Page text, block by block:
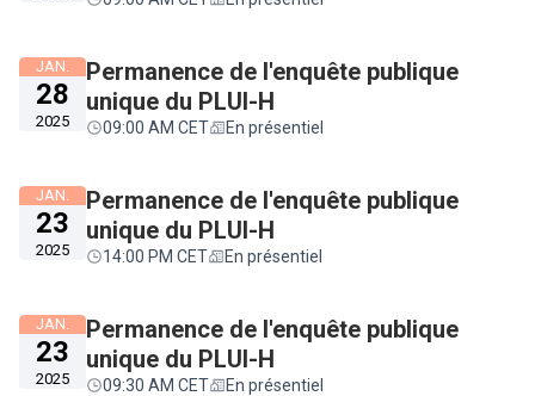
JAN.
28
2025
Permanence de l'enquête publique
unique du PLUI-H
09:00 AM CET En présentiel
JAN.
23
2025
Permanence de l'enquête publique
unique du PLUI-H
14:00 PM CET En présentiel
JAN.
23
2025
Permanence de l'enquête publique
unique du PLUI-H
09:30 AM CET En présentiel